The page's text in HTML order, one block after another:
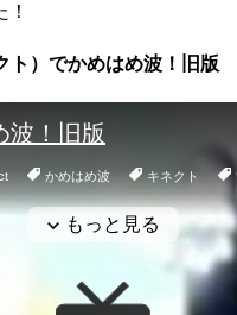
ト）でかめはめ波！旧版